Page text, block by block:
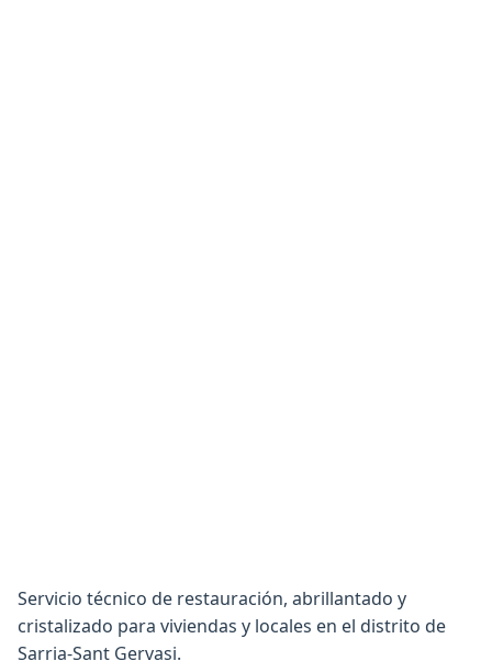
Servicio técnico de restauración, abrillantado y
cristalizado para viviendas y locales en el distrito de
Sarria-Sant Gervasi.